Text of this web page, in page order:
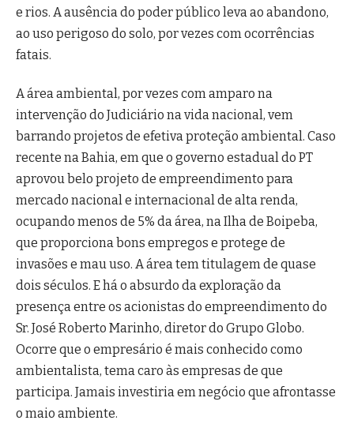
e rios. A ausência do poder público leva ao abandono,
ao uso perigoso do solo, por vezes com ocorrências
fatais.
A área ambiental, por vezes com amparo na
intervenção do Judiciário na vida nacional, vem
barrando projetos de efetiva proteção ambiental. Caso
recente na Bahia, em que o governo estadual do PT
aprovou belo projeto de empreendimento para
mercado nacional e internacional de alta renda,
ocupando menos de 5% da área, na Ilha de Boipeba,
que proporciona bons empregos e protege de
invasões e mau uso. A área tem titulagem de quase
dois séculos. E há o absurdo da exploração da
presença entre os acionistas do empreendimento do
Sr. José Roberto Marinho, diretor do Grupo Globo.
Ocorre que o empresário é mais conhecido como
ambientalista, tema caro às empresas de que
participa. Jamais investiria em negócio que afrontasse
o maio ambiente.